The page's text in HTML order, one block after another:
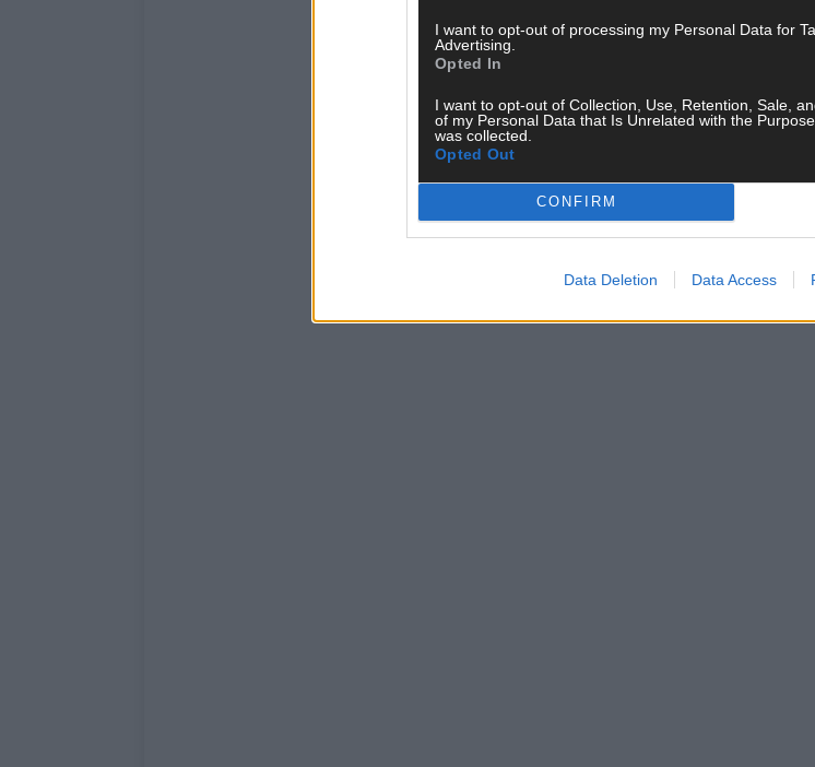
I want to opt-out of processing my Personal Data for
Advertising.
Opted In
I want to opt-out of Collection, Use, Retention, Sale,
of my Personal Data that Is Unrelated with the
was collected.
Opted Out
CONFIRM
Data Deletion Data Access